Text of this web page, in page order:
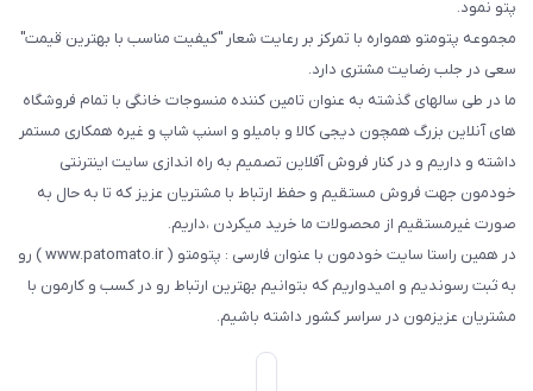
پتو نمود.
مجموعه پتومتو همواره با تمرکز بر رعایت شعار "کیفیت مناسب با بهترین قیمت"
سعی در جلب رضایت مشتری دارد.
ما در طی سالهای گذشته به عنوان تامین کننده منسوجات خانگی با تمام فروشگاه
های آنلاین بزرگ همچون دیجی کالا و بامیلو و اسنپ شاپ و غیره همکاری مستمر
داشته و داریم و در کنار فروش آفلاین تصمیم به راه اندازی سایت اینترنتی
خودمون جهت فروش مستقیم و حفظ ارتباط با مشتریان عزیز که تا به حال به
صورت غیرمستقیم از محصولات ما خرید میکردن ،داریم.
در همین راستا سایت خودمون با عنوان فارسی : پتومتو ( www.patomato.ir ) رو
به ثبت رسوندیم و امیدواریم که بتوانیم بهترین ارتباط رو در کسب و کارمون با
مشتریان عزیزمون در سراسر کشور داشته باشیم.